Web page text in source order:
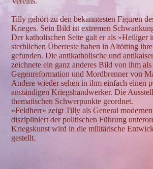
Tilly gehört zu den bekanntesten Figuren
Krieges. Sein Bild ist extremen
Der katholischen Seite galt er als »Heiliger
sterblichen Überreste haben in Altötting
gefunden. Die antikatholische und
zeichnete ein ganz anderes Bild von ihm
Gegenreformation und Mordbrenner von
Andere wieder sehen in ihm einfach einen
anständigen Kriegshandwerker. Die
thematischen Schwerpunkte geordnet.
»Feldherr« zeigt Tilly als General
diszipliniert der politischen Führung
Kriegskunst wird in die militärische
gestellt.